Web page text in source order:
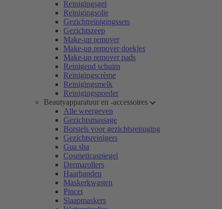
Reinigingsgel
Reinigingsolie
Gezichtreinigingssets
Gezichtszeep
Make-up remover
Make-up remover doekjes
Make-up remover pads
Reinigend schuim
Reinigingscrème
Reinigingsmelk
Reinigingspoeder
Beautyapparatuur en -accessoires
Alle weergeven
Gezichtsmassage
Borstels voor gezichtsreiniging
Gezichtsreinigers
Gua sha
Cosmeticaspiegel
Dermarollers
Haarbanden
Maskerkwasten
Pincet
Slaapmaskers